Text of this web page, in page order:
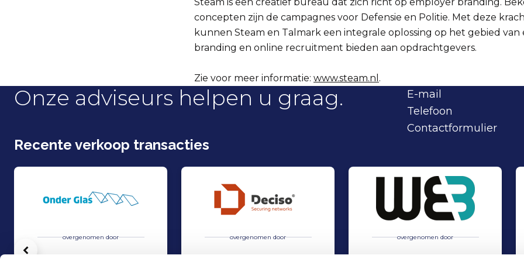
concepten zijn de campagnes voor Defensie en Politie. Met deze
kunnen Steam en Talmark een integrale oplossing op het gebied van
branding en online recruitment bieden aan opdrachtgevers.
Zie voor meer informatie: www.steam.nl .
Onze adviseurs helpen u graag.
E-mail
Telefoon
Contactformulier
Recente verkoop transacties
overgenomen door overgenomen door overgenomen door
Vorige